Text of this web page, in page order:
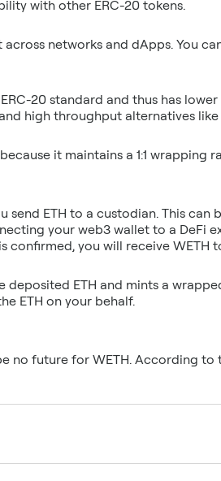
networks and dApps. You
20 standard and thus has
send ETH to a custodian. This
your web3 wallet to a DeFi
deposited ETH and mints a
future for WETH. According to